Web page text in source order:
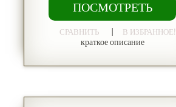
ПОСМОТРЕТЬ
СРАВНИТЬ В ИЗБРАННОЕ!
краткое описание